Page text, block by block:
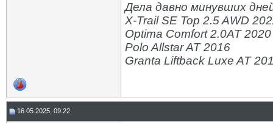
Дела давно минувших
X-Trail SE Top 2.5 AWD
Optima Comfort 2.0AT 2020
Polo Allstar AT 2016
Granta Liftback Luxe AT
16.05.2025, 09:22